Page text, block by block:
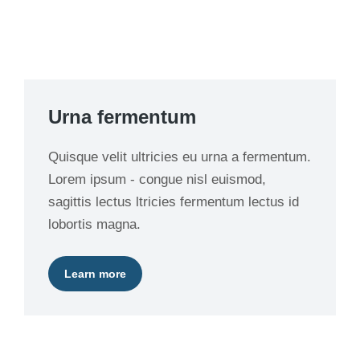
Urna fermentum
Quisque velit ultricies eu urna a fermentum.
Lorem ipsum - congue nisl euismod,
sagittis lectus ltricies fermentum lectus id
lobortis magna.
Learn more